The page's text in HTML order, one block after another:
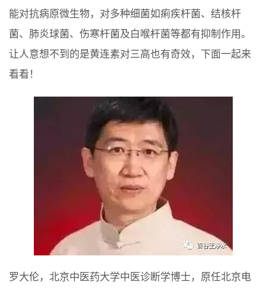
能对抗病原微生物，对多种细菌如痢疾杆菌、结核杆
菌、肺炎球菌、伤寒杆菌及白喉杆菌等都有抑制作用。
让人意想不到的是黄连素对三高也有奇效，下面一起来
看看！
罗大伦，北京中医药大学中医诊断学博士，原任北京电